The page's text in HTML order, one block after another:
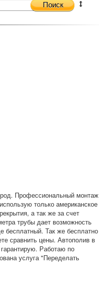
Поиск
Профессиональный монтаж
только американское
а так же за счет
трубы дает возможность
бесплатный. Так же бесплатно
сравнить цены. Автополив в
Работаю по
услуга "Переделать